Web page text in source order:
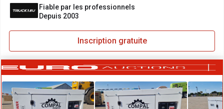
Fiable par les professionnels
Depuis 2003
Inscription gratuite